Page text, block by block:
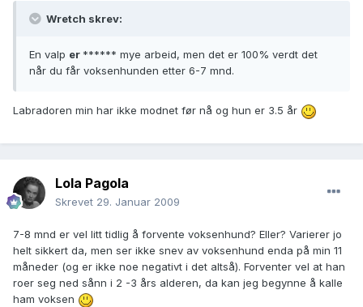
Wretch skrev:
En valp er ****** mye arbeid, men det er 100% verdt det
når du får voksenhunden etter 6-7 mnd.
Labradoren min har ikke modnet før nå og hun er 3.5 år
Lola Pagola
Skrevet 29. Januar 2009
7-8 mnd er vel litt tidlig å forvente voksenhund? Eller? Varierer jo
helt sikkert da, men ser ikke snev av voksenhund enda på min 11
måneder (og er ikke noe negativt i det altså). Forventer vel at han
roer seg ned sånn i 2 -3 års alderen, da kan jeg begynne å kalle
ham voksen